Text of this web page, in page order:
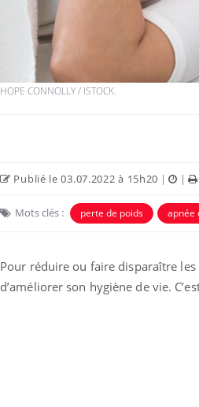
HOPE CONNOLLY / ISTOCK.
Publié le 03.07.2022 à 15h20 | |
Mots clés : perte de poids apnée
Pour réduire ou faire disparaître
d’améliorer son hygiène de vie.